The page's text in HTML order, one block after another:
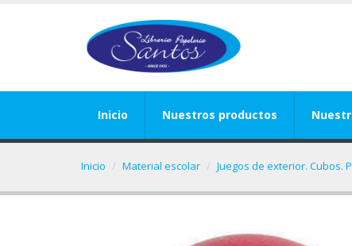
Inicio Nuestros productos
Inicio Material escolar Juegos de exterior. Cubos.